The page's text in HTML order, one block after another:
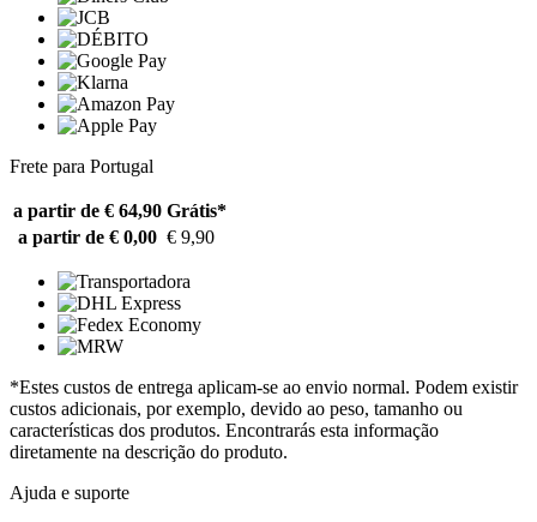
Frete para Portugal
a partir de € 64,90 Grátis*
a partir de € 0,00 € 9,90
*Estes custos de entrega aplicam-se ao envio normal. Podem existir
custos adicionais, por exemplo, devido ao peso, tamanho ou
características dos produtos. Encontrarás esta informação
diretamente na descrição do produto.
Ajuda e suporte